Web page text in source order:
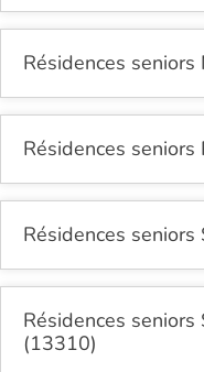
Résidences
Résidences
Résidences
Résidences
(13310)